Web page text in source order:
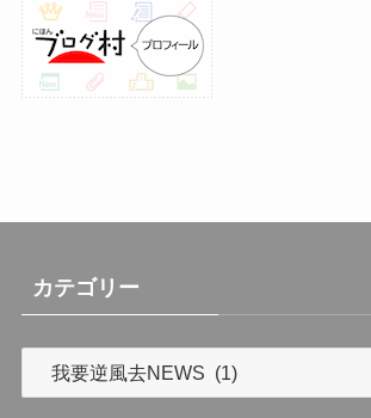
カテゴリー